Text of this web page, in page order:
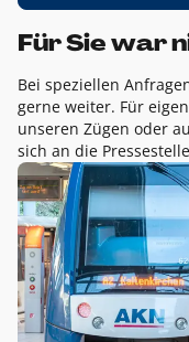
Für Sie war
Bei speziellen
gerne weiter. Für
unseren Zügen oder
sich an die